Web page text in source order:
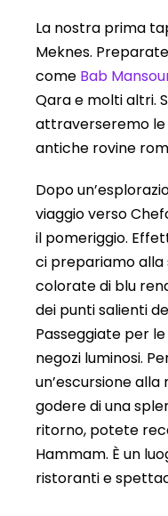
La nostra prima
Meknes.
come Bab
Qara e molti altri.
attraverseremo
antiche rovine
Dopo
viaggio verso
il pomeriggio.
ci prepariamo
colorate di blu
dei punti salienti
Passeggiate per
negozi luminosi.
un’escursione
godere di una
ritorno, potete
Hammam. È un
ristoranti e